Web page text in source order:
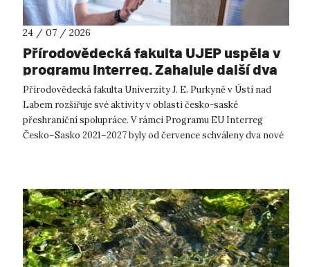
24 / 07 / 2026
Přírodovědecká fakulta UJEP uspěla v
programu Interreg. Zahajuje další dva
přeshraniční projekty se saskými
partnery
Přírodovědecká fakulta Univerzity J. E. Purkyně v Ústí nad
Labem rozšiřuje své aktivity v oblasti česko-saské
přeshraniční spolupráce. V rámci Programu EU Interreg
Česko–Sasko 2021–2027 byly od července schváleny dva nové